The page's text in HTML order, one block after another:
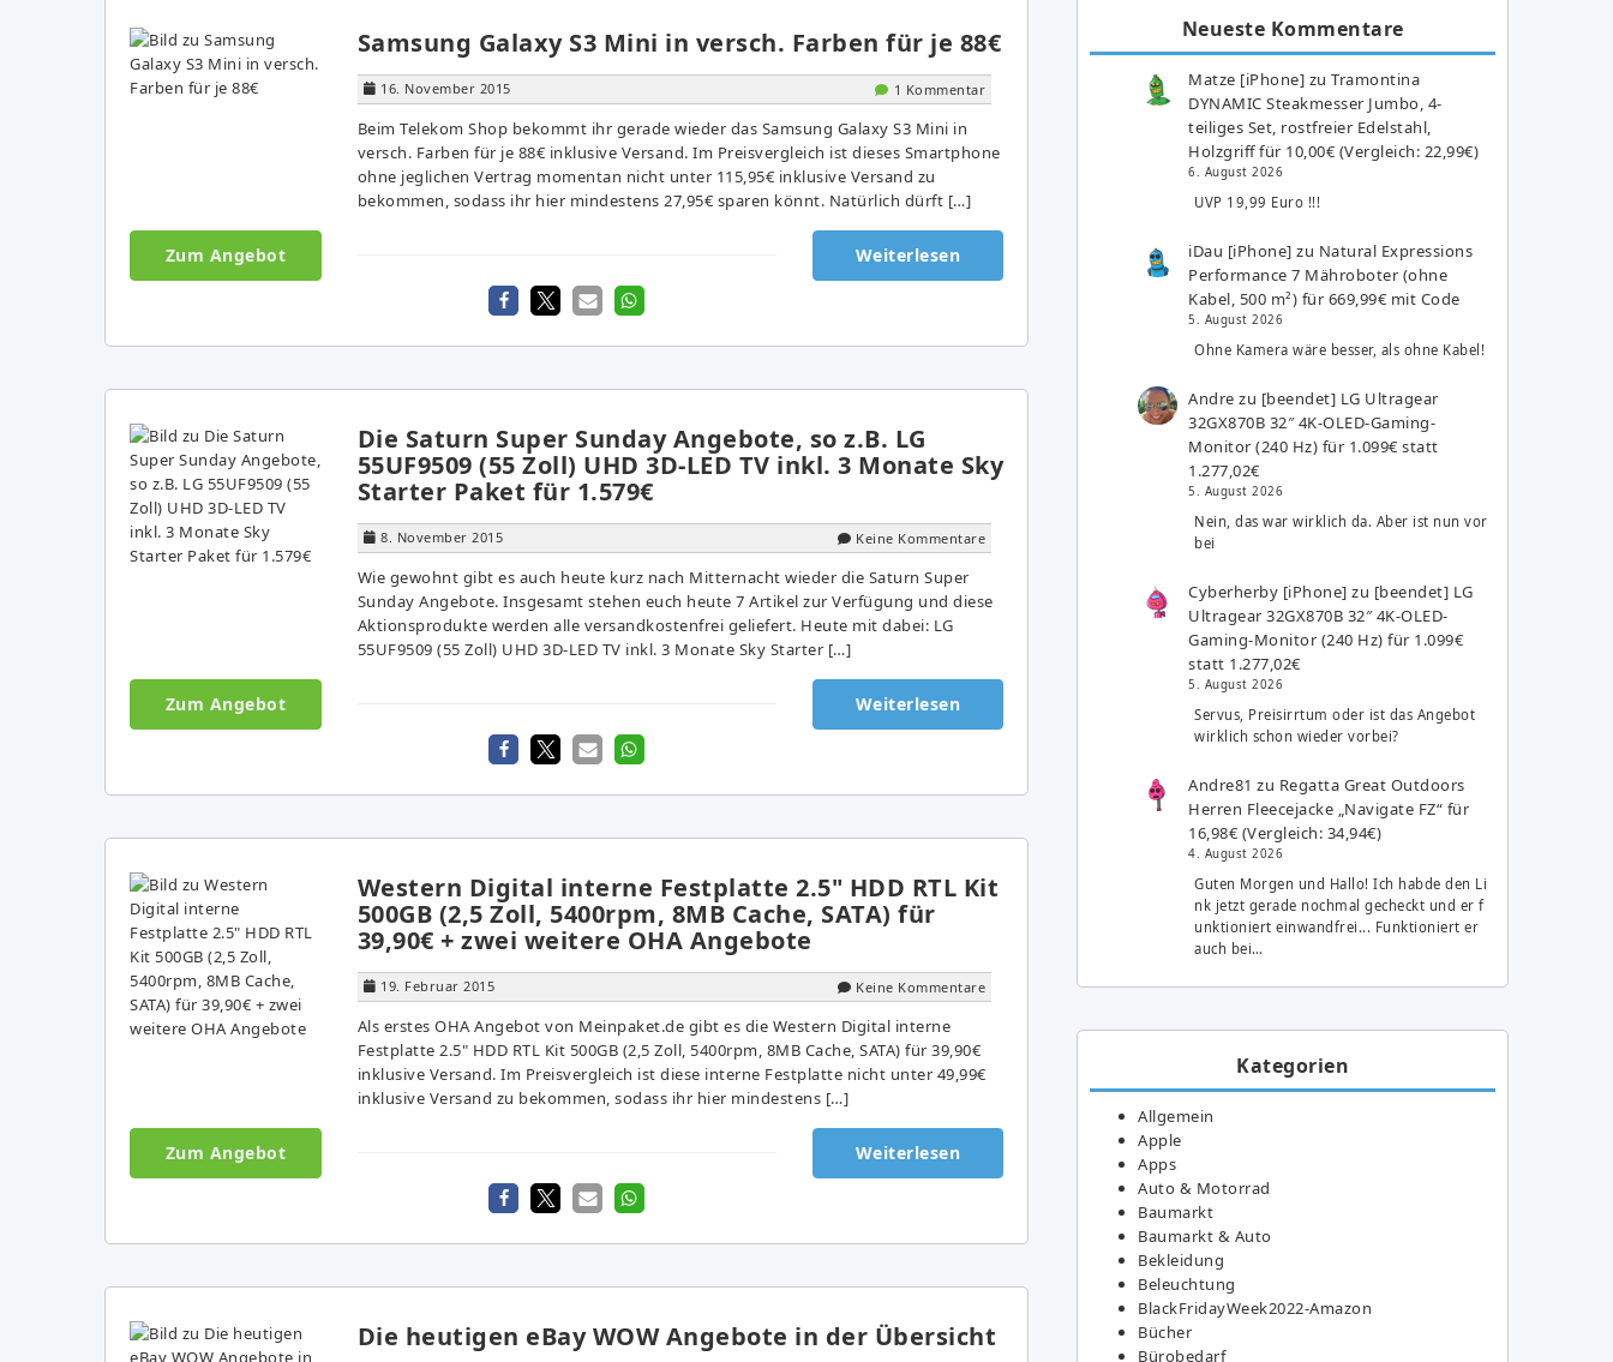
Samsung Galaxy S3 Mini in versch. Farben für je 88€
16. November 2015 1 Kommentar
Beim Telekom Shop bekommt ihr gerade wieder das Samsung Galaxy S3 Mini in
versch. Farben für je 88€ inklusive Versand. Im Preisvergleich ist dieses Smartphone
ohne jeglichen Vertrag momentan nicht unter 115,95€ inklusive Versand zu
bekommen, sodass ihr hier mindestens 27,95€ sparen könnt. Natürlich dürft […]
Zum Angebot Weiterlesen
Die Saturn Super Sunday Angebote, so z.B. LG
55UF9509 (55 Zoll) UHD 3D-LED TV inkl. 3 Monate Sky
Starter Paket für 1.579€
8. November 2015 Keine Kommentare
Wie gewohnt gibt es auch heute kurz nach Mitternacht wieder die Saturn Super
Sunday Angebote. Insgesamt stehen euch heute 7 Artikel zur Verfügung und diese
Aktionsprodukte werden alle versandkostenfrei geliefert. Heute mit dabei: LG
55UF9509 (55 Zoll) UHD 3D-LED TV inkl. 3 Monate Sky Starter […]
Zum Angebot Weiterlesen
Western Digital interne Festplatte 2.5" HDD RTL Kit
500GB (2,5 Zoll, 5400rpm, 8MB Cache, SATA) für
39,90€ + zwei weitere OHA Angebote
19. Februar 2015 Keine Kommentare
Als erstes OHA Angebot von Meinpaket.de gibt es die Western Digital interne
Festplatte 2.5" HDD RTL Kit 500GB (2,5 Zoll, 5400rpm, 8MB Cache, SATA) für 39,90€
inklusive Versand. Im Preisvergleich ist diese interne Festplatte nicht unter 49,99€
inklusive Versand zu bekommen, sodass ihr hier mindestens […]
Zum Angebot Weiterlesen
Die heutigen eBay WOW Angebote in der Übersicht
Neueste Kommentare
Matze [iPhone] zuTramontina
DYNAMIC Steakmesser Jumbo, 4-
teiliges Set, rostfreier Edelstahl,
Holzgriff für 10,00€ (Vergleich: 22,99€)
6. August 2026
UVP 19,99 Euro !!!
iDau [iPhone] zu Natural Expressions
Performance 7 Mähroboter (ohne
Kabel, 500 m²) für 669,99€ mit Code
5. August 2026
Ohne Kamera wäre besser, als ohne Kabel!
Andre zu [beendet] LG Ultragear
32GX870B 32″ 4K-OLED-Gaming-
Monitor (240 Hz) für 1.099€ statt
1.277,02€
5. August 2026
Nein, das war wirklich da. Aber ist nun vor
bei
Cyberherby [iPhone] zu [beendet] LG
Ultragear 32GX870B 32″ 4K-OLED-
Gaming-Monitor (240 Hz) für 1.099€
statt 1.277,02€
5. August 2026
Servus, Preisirrtum oder ist das Angebot
wirklich schon wieder vorbei?
Andre81 zu Regatta Great Outdoors
Herren Fleecejacke „Navigate FZ“ für
16,98€ (Vergleich: 34,94€)
4. August 2026
Guten Morgen und Hallo! Ich habde den Li
nk jetzt gerade nochmal gecheckt und er f
unktioniert einwandfrei... Funktioniert er
auch bei…
Kategorien
Allgemein
Apple
Apps
Auto & Motorrad
Baumarkt
Baumarkt & Auto
Bekleidung
Beleuchtung
BlackFridayWeek2022-Amazon
Bücher
Bürobedarf